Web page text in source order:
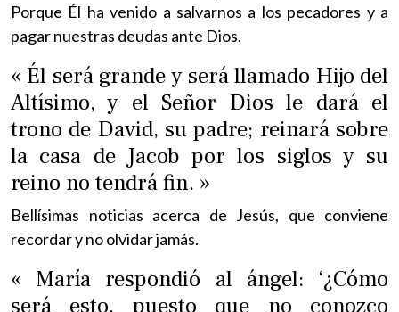
Porque Él ha venido a salvarnos a los pecadores y a
pagar nuestras deudas ante Dios.
« Él será grande y será llamado Hijo del
Altísimo, y el Señor Dios le dará el
trono de David, su padre; reinará sobre
la casa de Jacob por los siglos y su
reino no tendrá fin. »
Bellísimas noticias acerca de Jesús, que conviene
recordar y no olvidar jamás.
« María respondió al ángel: ‘¿Cómo
será esto, puesto que no conozco